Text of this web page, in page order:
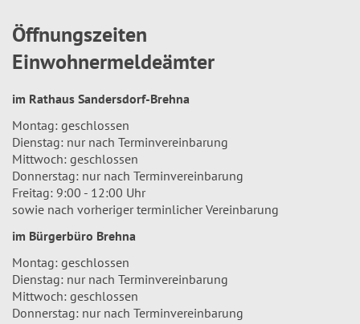
Öffnungszeiten
Einwohnermeldeämter
im Rathaus Sandersdorf-Brehna
Montag: geschlossen
Dienstag: nur nach Terminvereinbarung
Mittwoch: geschlossen
Donnerstag: nur nach Terminvereinbarung
Freitag: 9:00 - 12:00 Uhr
sowie nach vorheriger terminlicher Vereinbarung
im Bürgerbüro Brehna
Montag: geschlossen
Dienstag: nur nach Terminvereinbarung
Mittwoch: geschlossen
Donnerstag: nur nach Terminvereinbarung